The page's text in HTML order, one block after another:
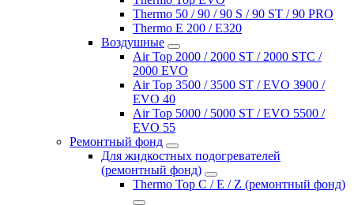
Thermo 50 / 90 / 90 S / 90 ST / 90 PRO
Thermo E 200 / E320
Воздушные
Air Top 2000 / 2000 ST / 2000 STC /
2000 EVO
Air Top 3500 / 3500 ST / EVO 3900 /
EVO 40
Air Top 5000 / 5000 ST / EVO 5500 /
EVO 55
Ремонтный фонд
Для жидкостных подогревателей
(ремонтный фонд)
Thermo Top C / E / Z (ремонтный фонд)